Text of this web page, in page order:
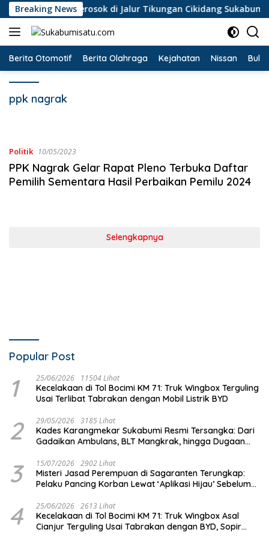
Langsung
ke
konten
Breaking News
Colt Diesel Terperosok di Jalur Tikungan Cikidang Sukabumi
Berita Otomotif Berita Olahraga Kejahatan Nissan
ppk nagrak
Politik 10/05/2023
PPK Nagrak Gelar Rapat Pleno Terbuka Daftar
Pemilih Sementara Hasil Perbaikan Pemilu 2024
Selengkapnya
Popular Post
1 25/06/2026 11504 Lihat
Kecelakaan di Tol Bocimi KM 71: Truk Wingbox Terguling
Usai Terlibat Tabrakan dengan Mobil Listrik BYD
2 29/05/2026 3185 Lihat
Kades Karangmekar Sukabumi Resmi Tersangka: Dari
Gadaikan Ambulans, BLT Mangkrak, hingga Dugaan
3 15/07/2026 2902 Lihat
Misteri Jasad Perempuan di Sagaranten Terungkap:
Pelaku Pancing Korban Lewat ‘Aplikasi Hijau’ Sebelum
4 25/06/2026 2613 Lihat
Kecelakaan di Tol Bocimi KM 71: Truk Wingbox Asal
Cianjur Terguling Usai Tabrakan dengan BYD, Sopir